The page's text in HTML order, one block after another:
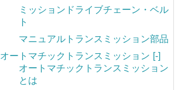
ミッションドライブチェーン・ベル
ト
マニュアルトランスミッション部品
オートマチックトランスミッション [-]
オートマチックトランスミッション
とは